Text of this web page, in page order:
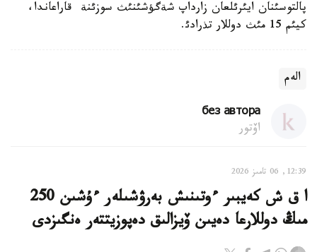
پالتوسئنان ايئرئلعان زارداپ شةگؤشئنئث سوزئنة قاراعاندا،
كيئم 15 مئث دوللار تذرادئ.
الەم
без автора
اۆتور
12:39, 06 تامىز 2026
ا ق ش كەيبىر ءوتىنىش بەرۋشىلەر ءۇشىن 250
مىڭ دوللارعا دەيىن ۆيزالىق دەپوزيتتەر ەنگىزدى